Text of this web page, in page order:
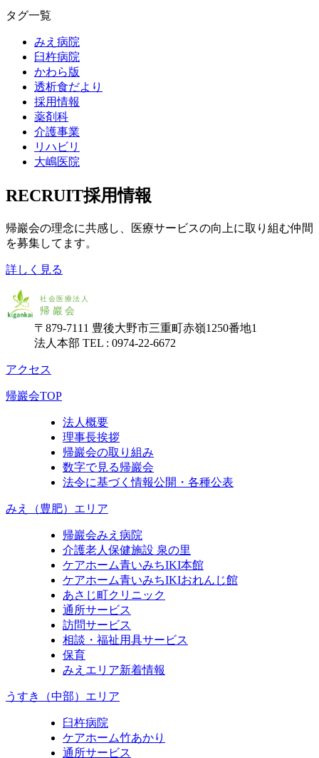
タグ一覧
みえ病院
臼杵病院
かわら版
透析食だより
採用情報
薬剤科
介護事業
リハビリ
大嶋医院
RECRUIT採用情報
帰巖会の理念に共感し、 医療サービスの向上に取り組む仲間
を募集してます。
詳しく見る
〒879-7111 豊後大野市三重町赤嶺1250番地1
法人本部 TEL : 0974-22-6672
アクセス
帰巖会TOP
法人概要
理事長挨拶
帰巖会の取り組み
数字で見る帰巖会
法令に基づく情報公開・各種公表
みえ（豊肥）エリア
帰巖会みえ病院
介護老人保健施設 泉の里
ケアホーム青いみちIKI本館
ケアホーム青いみちIKIおれんじ館
あさじ町クリニック
通所サービス
訪問サービス
相談・福祉用具サービス
保育
みえエリア新着情報
うすき（中部）エリア
臼杵病院
ケアホーム竹あかり
通所サービス